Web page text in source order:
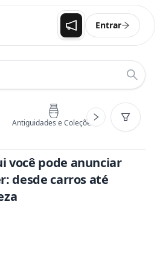
Entrar
Antiguidades e Coleções Arte,
você pode anunciar
desde carros até